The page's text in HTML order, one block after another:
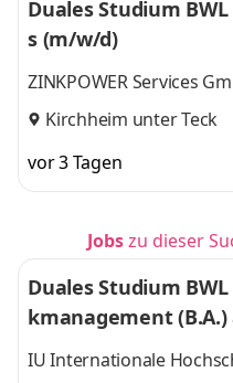
Duales Studium
s (m/w/d)
ZINKPOWER Services
Kirchheim unter Teck
vor 3 Tagen
Jobszu dieser
Duales Studium
kmanagement
Nordfrost GmbH & Co.
IU Internationale